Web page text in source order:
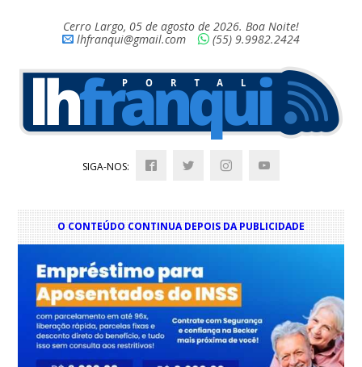
Cerro Largo, 05 de agosto de 2026. Boa Noite!
lhfranqui@gmail.com
(55) 9.9982.2424
SIGA-NOS:
O CONTEÚDO CONTINUA DEPOIS DA PUBLICIDADE